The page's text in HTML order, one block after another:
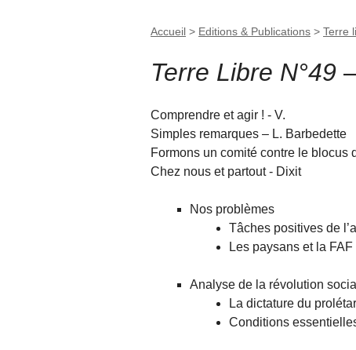
Accueil > Editions & Publications > Terre
Terre Libre N°49
Comprendre et agir ! - V.
Simples remarques – L. Barbedette
Formons un comité contre le blocus
Chez nous et partout - Dixit
Nos problèmes
Tâches positives de
Les paysans et la FAF
Analyse de la révolution
La dictature du
Conditions